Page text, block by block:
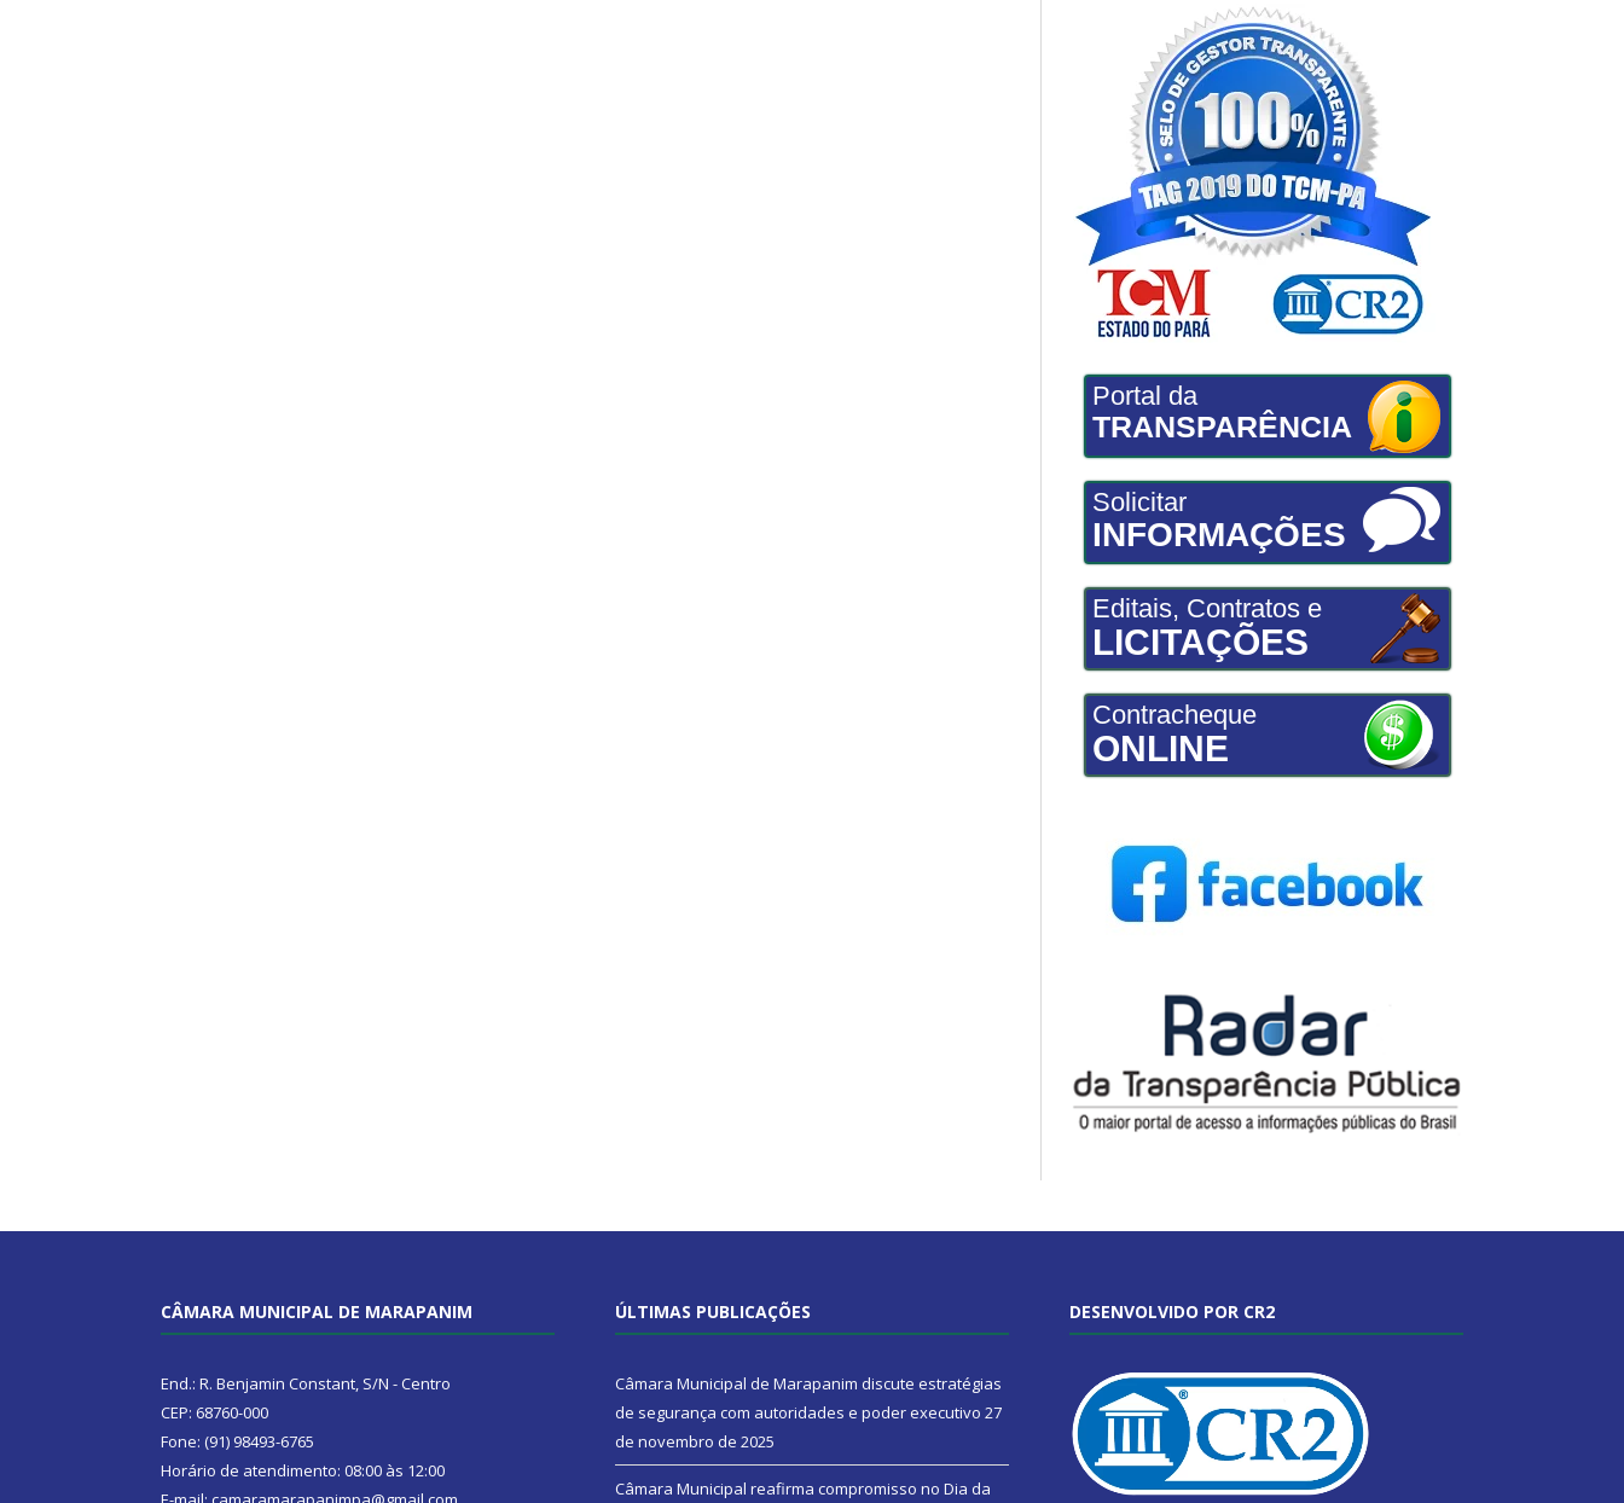
Portal da
TRANSPARÊNCIA
Solicitar
INFORMAÇÕES
Editais, Contratos e
LICITAÇÕES
Contracheque
ONLINE
CÂMARA MUNICIPAL DE MARAPANIM
End.: R. Benjamin Constant, S/N - Centro
CEP: 68760-000
Fone: (91) 98493-6765
Horário de atendimento: 08:00 às 12:00
ÚLTIMAS PUBLICAÇÕES
Câmara Municipal de Marapanim discute estratégias
de segurança com autoridades e poder executivo 27
de novembro de 2025
Câmara Municipal reafirma compromisso no Dia da
DESENVOLVIDO POR CR2